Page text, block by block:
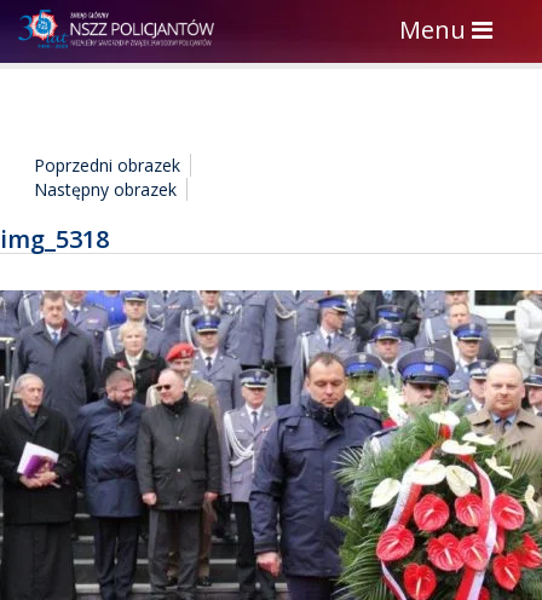
Toggle
navigation
Menu
Poprzedni obrazek
Następny obrazek
img_5318